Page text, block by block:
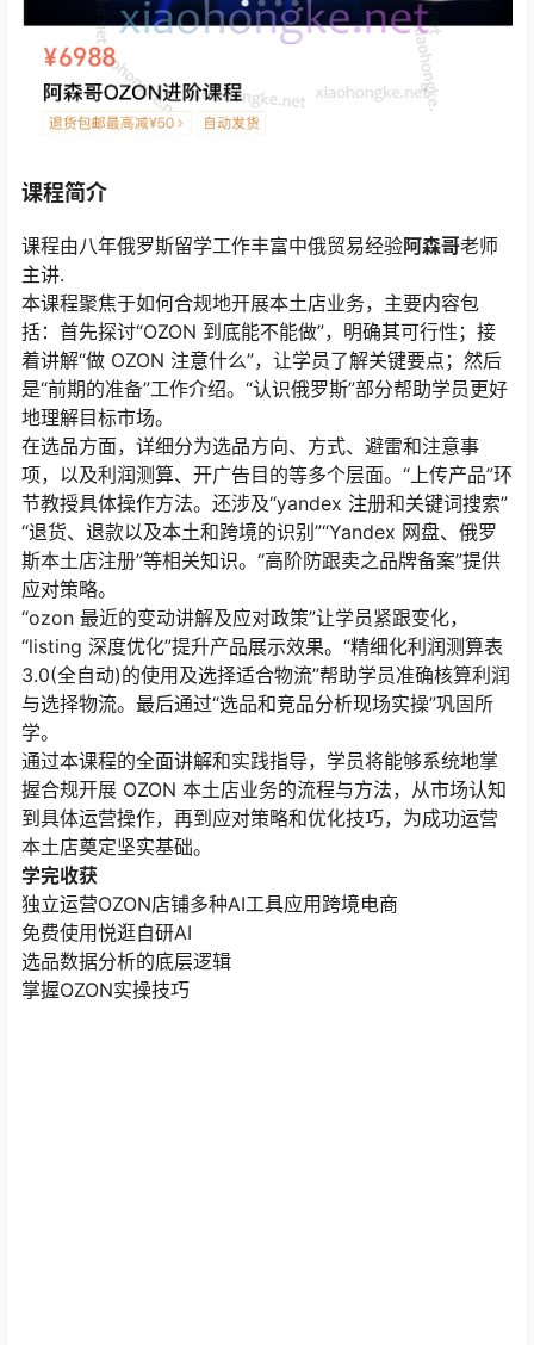
课程简介
课程由八年俄罗斯留学工作丰富中俄贸易经验阿森哥老师
主讲.
本课程聚焦于如何合规地开展本土店业务，主要内容包
括：首先探讨“OZON 到底能不能做”，明确其可行性；接
着讲解“做 OZON 注意什么”，让学员了解关键要点；然后
是“前期的准备”工作介绍。“认识俄罗斯”部分帮助学员更好
地理解目标市场。
在选品方面，详细分为选品方向、方式、避雷和注意事
项，以及利润测算、开广告目的等多个层面。“上传产品”环
节教授具体操作方法。还涉及“yandex 注册和关键词搜索”
“退货、退款以及本土和跨境的识别”“Yandex 网盘、俄罗
斯本土店注册”等相关知识。“高阶防跟卖之品牌备案”提供
应对策略。
“ozon 最近的变动讲解及应对政策”让学员紧跟变化，
“listing 深度优化”提升产品展示效果。“精细化利润测算表
3.0(全自动)的使用及选择适合物流”帮助学员准确核算利润
与选择物流。最后通过“选品和竞品分析现场实操”巩固所
学。
通过本课程的全面讲解和实践指导，学员将能够系统地掌
握合规开展 OZON 本土店业务的流程与方法，从市场认知
到具体运营操作，再到应对策略和优化技巧，为成功运营
本土店奠定坚实基础。
学完收获
独立运营OZON店铺多种AI工具应用跨境电商
免费使用悦逛自研AI
选品数据分析的底层逻辑
掌握OZON实操技巧